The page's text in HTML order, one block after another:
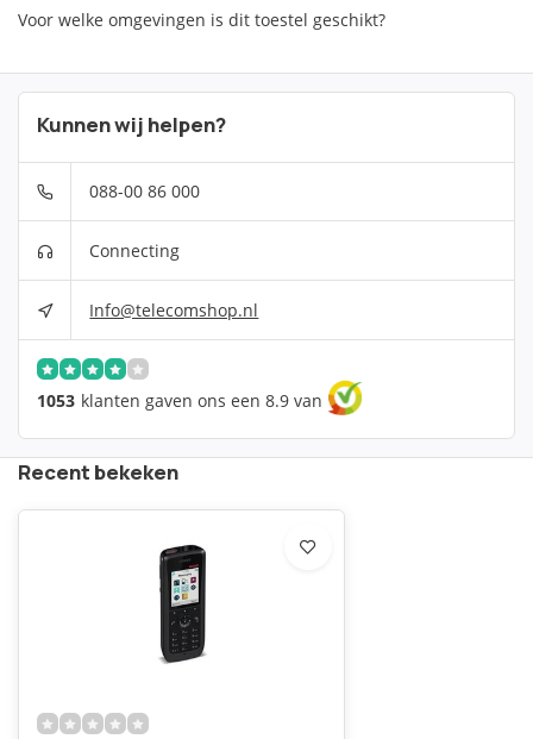
Voor welke omgevingen is dit toestel geschikt?
Kunnen wij helpen?
088-00 86 000
Connecting
Info@telecomshop.nl
1053 klanten gaven ons een 8.9 van
Recent bekeken